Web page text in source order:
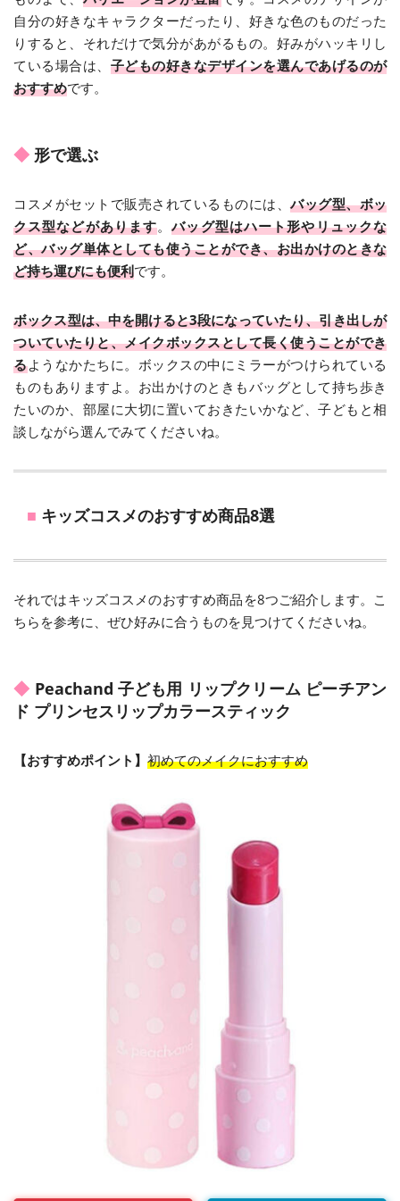
自分の好きなキャラクターだったり、好きな色のものだった
りすると、それだけで気分があがるもの。好みがハッキリし
ている場合は、 子どもの好きなデザインを選んであげるのが
おすすめです。
形で選ぶ
コスメがセットで販売されているものには、バッグ型、ボッ
クス型などがあります。バッグ型はハート形やリュックな
ど、バッグ単体としても使うことができ、お出かけのときな
ど持ち運びにも便利です。
ボックス型は、中を開けると3段になっていたり、引き出しが
ついていたりと、メイクボックスとして長く使うことができ
るようなかたちに。ボックスの中にミラーがつけられている
ものもありますよ。お出かけのときもバッグとして持ち歩き
たいのか、部屋に大切に置いておきたいかなど、子どもと相
談しながら選んでみてくださいね。
キッズコスメのおすすめ商品8選
それではキッズコスメのおすすめ商品を8つご紹介します。こ
ちらを参考に、ぜひ好みに合うものを見つけてくださいね。
Peachand 子ども用 リップクリーム ピーチアン
ド プリンセスリップカラースティック
【おすすめポイント】 初めてのメイクにおすすめ